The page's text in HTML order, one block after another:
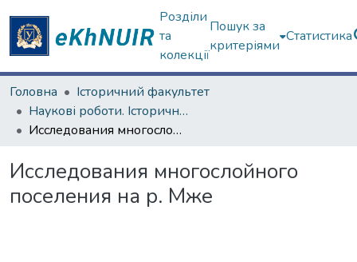
Розділи
та
колекції
Пошук за
критеріями
Статистика
Головна
Історичний факультет
Наукові роботи. Історичний факультет
Исследования многослойного поселения на р. Мже
Исследования многослойного
поселения на р. Мже